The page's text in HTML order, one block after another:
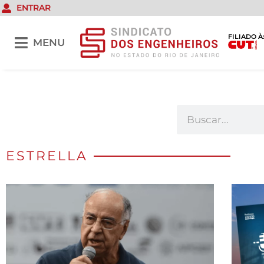
ENTRAR
MENU
FILIADO À:
ESTRELLA